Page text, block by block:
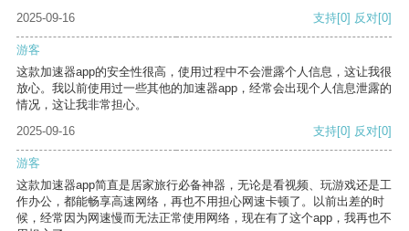
2025-09-16
支持[0] 反对[0]
游客
这款加速器app的安全性很高，使用过程中不会泄露个人信息，这让我很
放心。我以前使用过一些其他的加速器app，经常会出现个人信息泄露的
情况，这让我非常担心。
2025-09-16
支持[0] 反对[0]
游客
这款加速器app简直是居家旅行必备神器，无论是看视频、玩游戏还是工
作办公，都能畅享高速网络，再也不用担心网速卡顿了。以前出差的时
候，经常因为网速慢而无法正常使用网络，现在有了这个app，我再也不